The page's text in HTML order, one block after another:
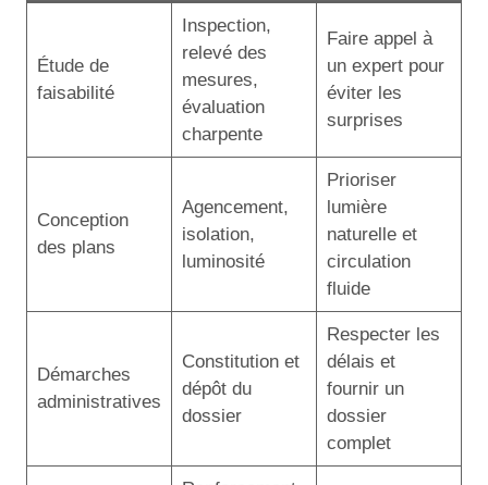
Étude de
faisabilité
Inspection,
relevé des
mesures,
évaluation
charpente
Faire appel à
un expert pour
éviter les
surprises
Conception
des plans
Agencement,
isolation,
luminosité
Prioriser
lumière
naturelle et
circulation
fluide
Démarches
administratives
Constitution et
dépôt du
dossier
Respecter les
délais et
fournir un
dossier
complet